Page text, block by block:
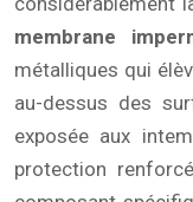
membrane
métalliques qui
au-dessus des
exposée aux
protection